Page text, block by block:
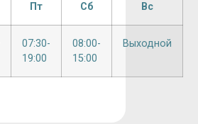
Пт Сб Вс
07:30-
19:00
08:00-
15:00
Выходной